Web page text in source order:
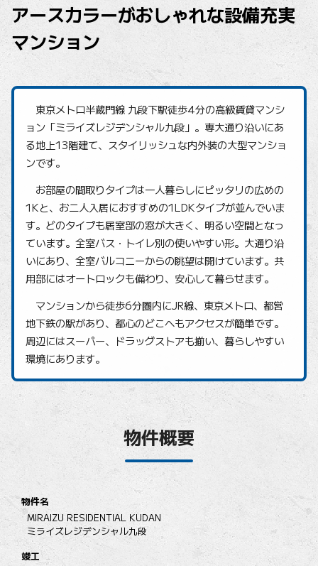
アースカラーがおしゃれな設備充実
マンション
東京メトロ半蔵門線 九段下駅徒歩4分の高級賃貸マンシ
ョン「ミライズレジデンシャル九段」。専大通り沿いにあ
る地上13階建て、スタイリッシュな内外装の大型マンショ
ンです。
お部屋の間取りタイプは一人暮らしにピッタリの広めの
1Kと、お二人入居におすすめの1LDKタイプが並んでいま
す。どのタイプも居室部の窓が大きく、明るい空間となっ
ています。全室バス・トイレ別の使いやすい形。大通り沿
いにあり、全室バルコニーからの眺望は開けています。共
用部にはオートロックも備わり、安心して暮らせます。
マンションから徒歩6分圏内にJR線、東京メトロ、都営
地下鉄の駅があり、都心のどこへもアクセスが簡単です。
周辺にはスーパー、ドラッグストアも揃い、暮らしやすい
環境にあります。
物件概要
物件名
MIRAIZU RESIDENTIAL KUDAN
ミライズレジデンシャル九段
竣工